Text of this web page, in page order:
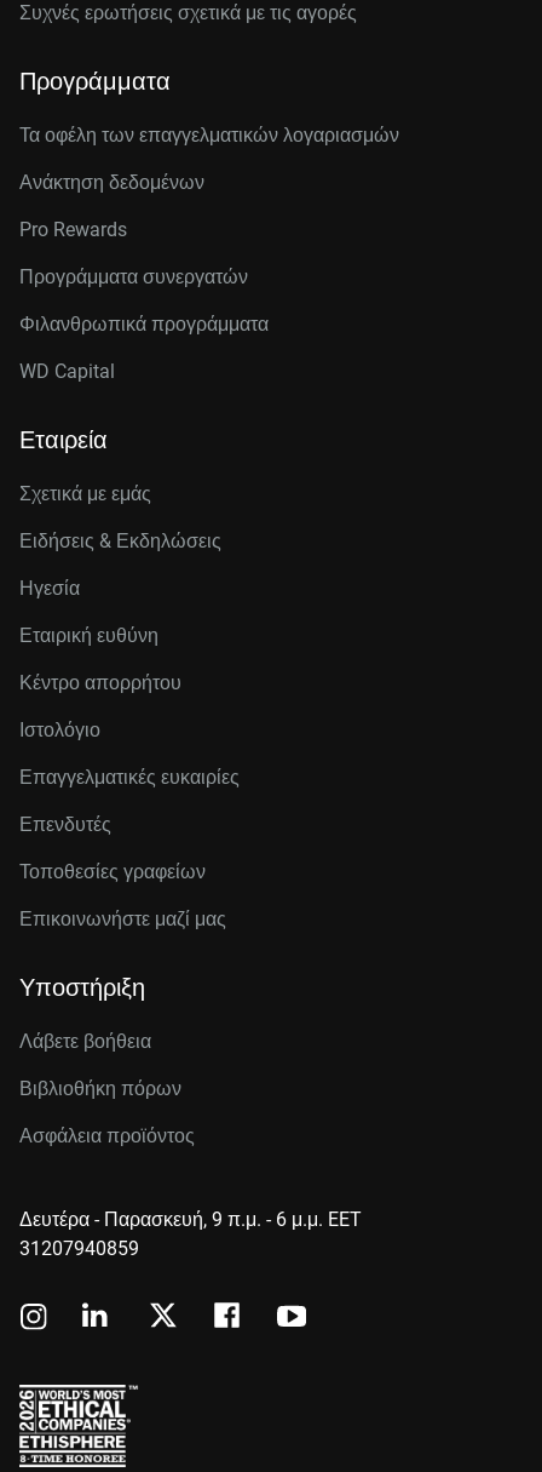
Συχνές ερωτήσεις σχετικά με τις αγορές
Προγράμματα
Τα οφέλη των επαγγελματικών λογαριασμών
Ανάκτηση δεδομένων
Pro Rewards
Προγράμματα συνεργατών
Φιλανθρωπικά προγράμματα
WD Capital
Εταιρεία
Σχετικά με εμάς
Ειδήσεις & Εκδηλώσεις
Ηγεσία
Εταιρική ευθύνη
Κέντρο απορρήτου
Ιστολόγιο
Επαγγελματικές ευκαιρίες
Επενδυτές
Τοποθεσίες γραφείων
Επικοινωνήστε μαζί μας
Υποστήριξη
Λάβετε βοήθεια
Βιβλιοθήκη πόρων
Ασφάλεια προϊόντος
Δευτέρα - Παρασκευή, 9 π.μ. - 6 μ.μ. EET
31207940859